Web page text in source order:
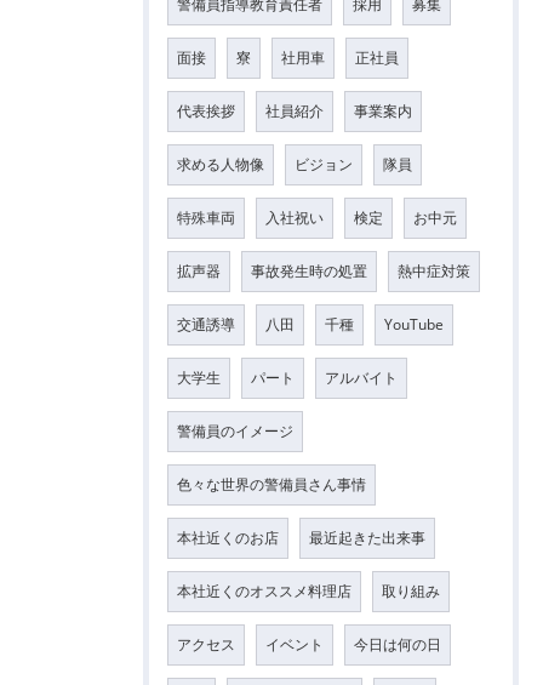
警備員指導教育責任者 採用 募集
面接 寮 社用車 正社員
代表挨拶 社員紹介 事業案内
求める人物像 ビジョン 隊員
特殊車両 入社祝い 検定 お中元
拡声器 事故発生時の処置 熱中症対策
交通誘導 八田 千種 YouTube
大学生 パート アルバイト
警備員のイメージ
色々な世界の警備員さん事情
本社近くのお店 最近起きた出来事
本社近くのオススメ料理店 取り組み
アクセス イベント 今日は何の日